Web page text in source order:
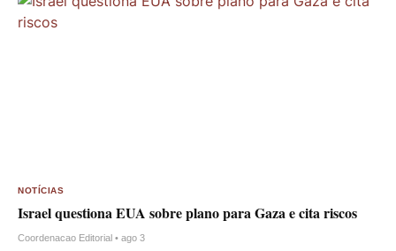
NOTÍCIAS
Israel questiona EUA sobre plano para Gaza e cita riscos
Coordenacao Editorial • ago 3